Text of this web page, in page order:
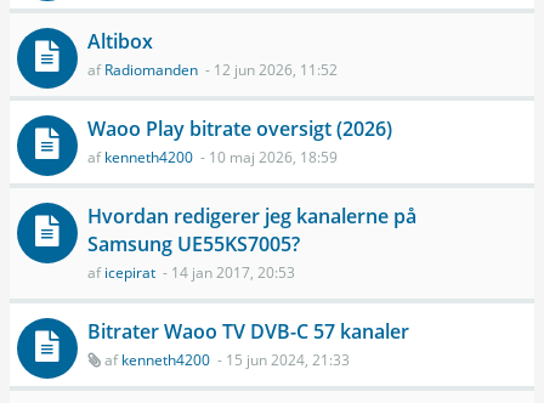
Altibox
afRadiomanden - 12 jun 2026, 11:52
Waoo Play bitrate oversigt (2026)
afkenneth4200 - 10 maj 2026, 18:59
Hvordan redigerer jeg kanalerne på
Samsung UE55KS7005?
aficepirat - 14 jan 2017, 20:53
Bitrater Waoo TV DVB-C 57 kanaler
afkenneth4200 - 15 jun 2024, 21:33